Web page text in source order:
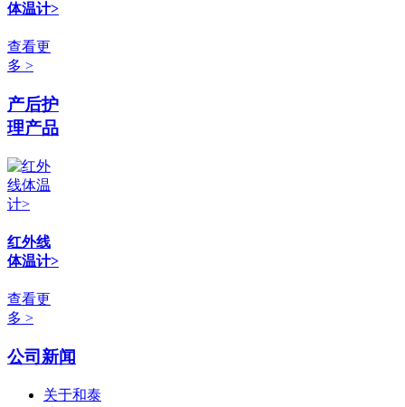
体温计>
查看更
多 >
产后护
理产品
红外线
体温计>
查看更
多 >
公司新闻
关于和泰